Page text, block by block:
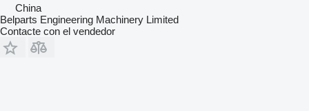
China
Belparts Engineering Machinery Limited
Contacte con el vendedor